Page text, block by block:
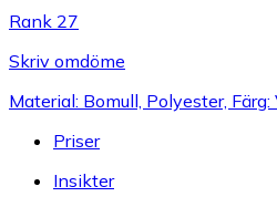
Rank 27
Skriv omdöme
Material: Bomull, Polyester, Färg:
Priser
Insikter